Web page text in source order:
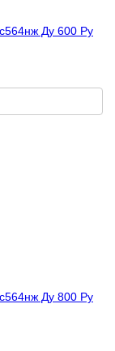
Ду 600 Ру
Ду 800 Ру